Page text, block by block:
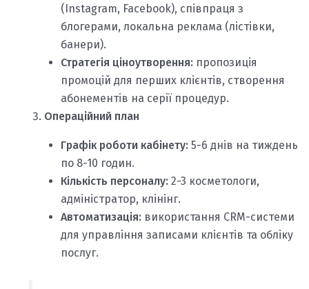
(Instagram, Facebook), співпраця з
блогерами, локальна реклама (лістівки,
банери).
Стратегія ціноутворення: пропозиція
промоцій для перших клієнтів, створення
абонементів на серії процедур.
Операційний план
Графік роботи кабінету: 5-6 днів на тиждень
по 8-10 годин.
Кількість персоналу: 2-3 косметологи,
адміністратор, клінінг.
Автоматизація: використання CRM-системи
для управління записами клієнтів та обліку
послуг.